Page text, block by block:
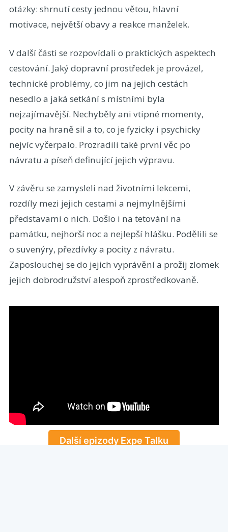
otázky: shrnutí cesty jednou větou, hlavní
motivace, největší obavy a reakce manželek.
V další části se rozpovídali o praktických aspektech
cestování. Jaký dopravní prostředek je provázel,
technické problémy, co jim na jejich cestách
nesedlo a jaká setkání s místními byla
nejzajímavější. Nechyběly ani vtipné momenty,
pocity na hraně sil a to, co je fyzicky i psychicky
nejvíc vyčerpalo. Prozradili také první věc po
návratu a píseň definující jejich výpravu.
V závěru se zamysleli nad životními lekcemi,
rozdíly mezi jejich cestami a nejmylnějšími
představami o nich. Došlo i na tetování na
památku, nejhorší noc a nejlepší hlášku. Podělili se
o suvenýry, přezdívky a pocity z návratu.
Zaposlouchej se do jejich vyprávění a prožij zlomek
jejich dobrodružství alespoň zprostředkovaně.
Další epizody Expe Talku